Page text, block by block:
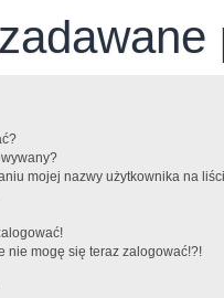
mojej nazwy użytkownika na
nie mogę się teraz zalogować!?!